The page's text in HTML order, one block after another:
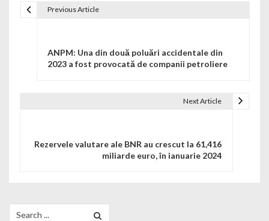
Previous Article
ANPM: Una din două poluări accidentale din
2023 a fost provocată de companii petroliere
Next Article
Rezervele valutare ale BNR au crescut la 61,416
miliarde euro, în ianuarie 2024